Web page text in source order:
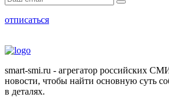
отписаться
smart-smi.ru - агрегатор российских
новости, чтобы найти основную суть
в деталях.